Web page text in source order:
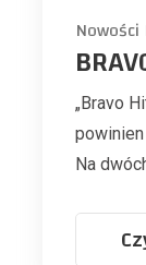
„Bravo
Na